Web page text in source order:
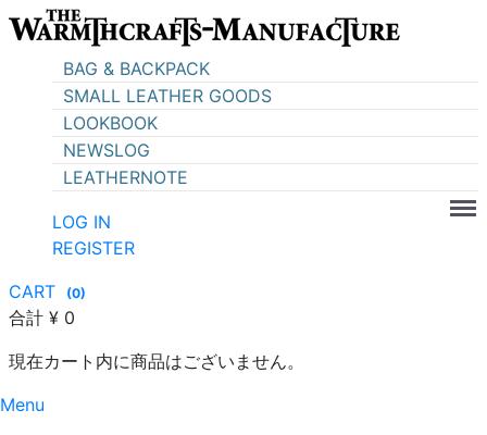
BAG & BACKPACK
SMALL LEATHER GOODS
LOOKBOOK
NEWSLOG
LEATHERNOTE
LOG IN
REGISTER
CART
(0)
合計 ¥ 0
現在カート内に商品はございません。
Menu